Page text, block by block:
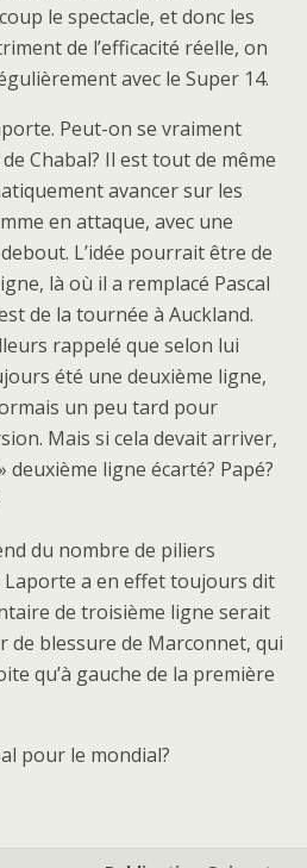
le spectacle, et donc les
de l’efficacité réelle, on
avec le Super 14.
Peut-on se vraiment
Chabal? Il est tout de même
avancer sur les
en attaque, avec une
L’idée pourrait être de
là où il a remplacé Pascal
de la tournée à Auckland.
rappelé que selon lui
été une deuxième ligne,
un peu tard pour
Mais si cela devait arriver,
deuxième ligne écarté? Papé?
du nombre de piliers
Laporte a en effet toujours dit
de troisième ligne serait
de blessure de Marconnet, qui
qu’à gauche de la première
pour le mondial?